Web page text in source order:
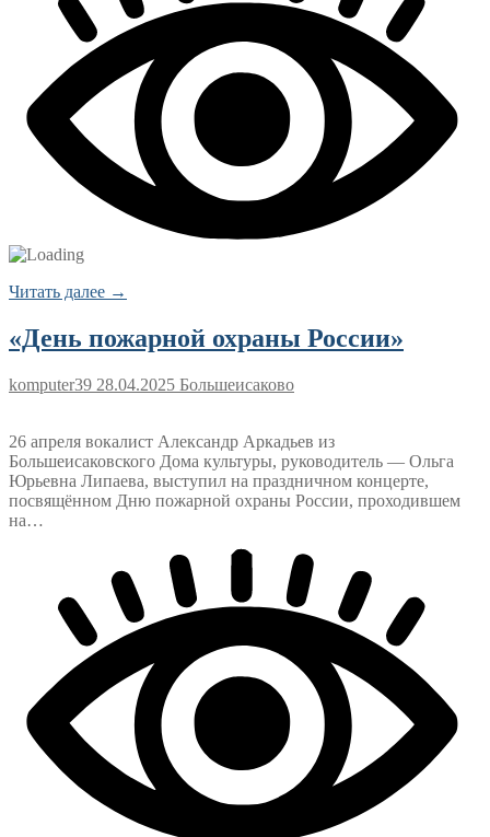
Читать далее →
«День пожарной охраны России»
komputer39 28.04.2025 Большеисаково
26 апреля вокалист Александр Аркадьев из
Большеисаковского Дома культуры, руководитель — Ольга
Юрьевна Липаева, выступил на праздничном концерте,
посвящённом Дню пожарной охраны России, проходившем
на…